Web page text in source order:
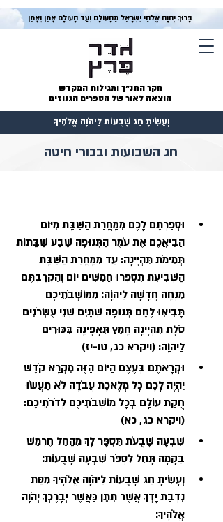
;
בָּרוּךְ יְהוָה אֱלֹהֵי יִשְׂרָאֵל מֵהָעוֹלָם וְעַד הָעוֹלָם אָמֵן וְאָמֵן
חקר התנ״ך ומגילות המקדש
הוצאה לאור של הספרים הגנוזים
וְעָשִׂיתָ חַג שָׁבֻעוֹת לַיהֹוָה אֱלֹהֶיךָ
חג השבועות ובכורי חיטה
וּסְפַרְתֶּם לָכֶם מִמָּחֳרַת הַשַּׁבָּת מִיּוֹם
הֲבִיאֲכֶם אֶת עֹמֶר הַתְּנוּפָה שֶׁבַע שַׁבָּתוֹת
תְּמִימֹת תִּהְיֶינָה: עַד מִמָּחֳרַת הַשַּׁבָּת
הַשְּׁבִיעִת תִּסְפְּרוּ חֲמִשִּׁים יוֹם וְהִקְרַבְתֶּם
מִנְחָה חֲדָשָׁה לַיהוָֹה: מִמּוֹשְׁבֹתֵיכֶם
תָּבִיאִוּ לֶחֶם תְּנוּפָה שְׁתַּיִם שְׁנֵי עֶשְׂרֹנִים
סֹלֶת תִּהְיֶינָה חָמֵץ תֵּאָפֶינָה בִּכּוּרִים
לַיהוָֹה: (ויקרא כג, טו-יז)
וּקְרָאתֶם בְּעֶצֶם הַיּוֹם הַזֶּה מִקְרָא קֹדֶשׁ
יִהְיֶה לָכֶם כָּל מְלֶאכֶת עֲבֹדָה לֹא תַעֲשֹׂוּ
חֻקַּת עוֹלָם בְּכָל מוֹשְׁבֹתֵיכֶם לְדֹרֹתֵיכֶם:
(ויקרא כג, כא)
שִׁבְעָה שָׁבֻעֹת תִּסְפָּר לָךְ מֵהָחֵל חֶרְמֵשׁ
בַּקָּמָה תָּחֵל לִסְפֹּר שִׁבְעָה שָׁבֻעוֹת:
וְעָשִׂיתָ חַג שָׁבֻעוֹת לַיהֹוָה אֱלֹהֶיךָ מִסַּת
נִדְבַת יָדְךָ אֲשֶׁר תִּתֵּן כַּאֲשֶׁר יְבָרֶכְךָ יְהֹוָה
אֱלֹהֶיךָ: